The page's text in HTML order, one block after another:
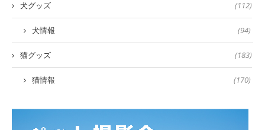
犬グッズ (112)
犬情報 (94)
猫グッズ (183)
猫情報 (170)